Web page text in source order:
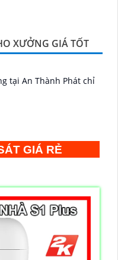
XƯỞNG GIÁ TỐT
tại An Thành Phát chỉ
GIÁ RẺ